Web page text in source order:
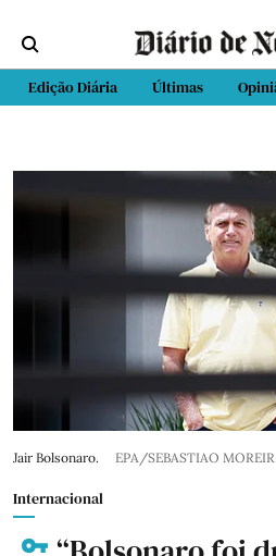
Edição Diária Últimas
Jair Bolsonaro. EPA/SEBASTIAO
Internacional